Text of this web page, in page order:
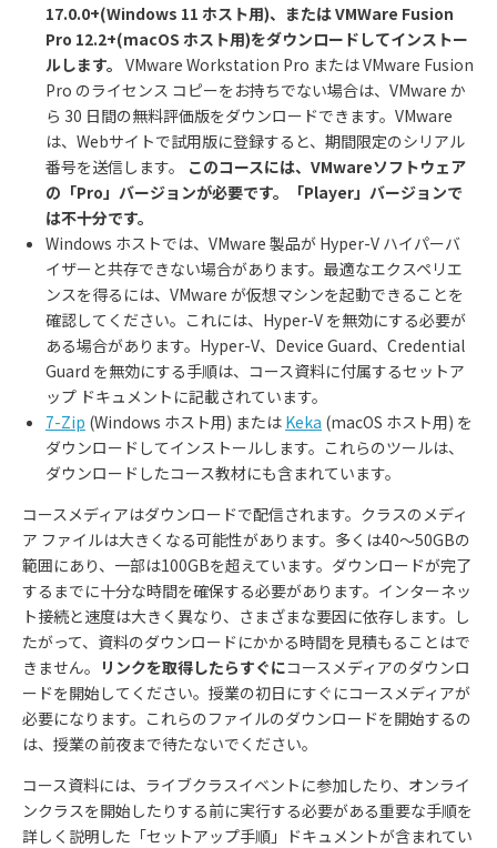
17.0.0+(Windows 11 ホスト用)、またはVMWare Fusion
Pro 12.2+(macOS ホスト用)をダウンロードしてインストー
ルします。 VMware Workstation Pro またはVMware Fusion
Pro のライセンス コピーをお持ちでない場合は、 VMware か
ら 30 日間の無料評価版をダウンロードできます。 VMware
は、 Webサイトで試用版に登録すると、期間限定のシリアル
番号を送信します。
このコースには、 VMwareソフトウェア
の「Pro 」バージョンが必要です。「Player」バージョンで
は不十分です。
Windows ホストでは、 VMware 製品が Hyper-V ハイパーバ
イザーと共存できない場合があります。最適なエクスペリエ
ンスを得るには、 VMware が仮想マシンを起動できることを
確認してください。これには、 Hyper-V を無効にする必要が
ある場合があります。 Hyper-V、 Device Guard、 Credential
Guard を無効にする手順は、コース資料に付属するセットア
ップ ドキュメントに記載されています。
7-Zip (Windows ホスト用) または Keka (macOS ホスト用) を
ダウンロードしてインストールします。これらのツールは、
ダウンロードしたコース教材にも含まれています。
コースメディアはダウンロードで配信されます。クラスのメディ
ア ファイルは大きくなる可能性があります。多くは40〜50GBの
範囲にあり、一部は100GBを超えています。ダウンロードが完了
するまでに十分な時間を確保する必要があります。インターネッ
ト接続と速度は大きく異なり、さまざまな要因に依存します。し
たがって、資料のダウンロードにかかる時間を見積もることはで
きません。 リンクを取得したらすぐにコースメディアのダウンロ
ードを開始してください。授業の初日にすぐにコースメディアが
必要になります。これらのファイルのダウンロードを開始するの
は、授業の前夜まで待たないでください。
コース資料には、ライブクラスイベントに参加したり、オンライ
ンクラスを開始したりする前に実行する必要がある重要な手順を
詳しく説明した「セットアップ手順」ドキュメントが含まれてい